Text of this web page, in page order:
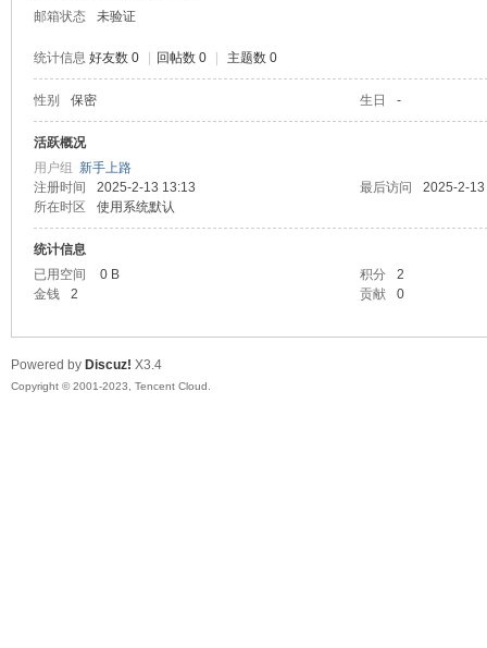
邮箱状态
未验证
统计信息 好友数 0 回帖数 0 主题数 0
性别 保密 生日 -
活跃概况
用户组 新手上路
注册时间
2025-2-13 13:13 最后访问
2025-2-
所在时区
使用系统默认
统计信息
已用空间
0 B 积分
2
金钱
2 贡献 0
Powered by Discuz! X3.4
Copyright © 2001-2023, Tencent Cloud.